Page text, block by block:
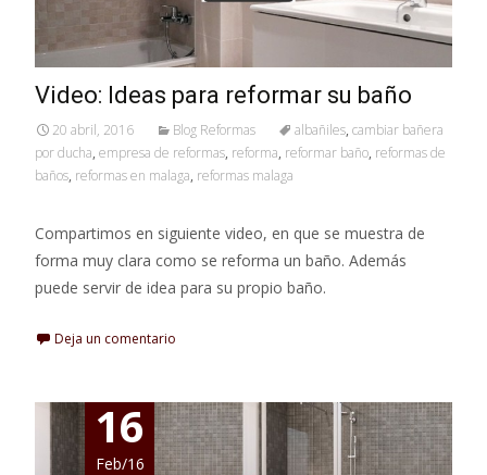
Video: Ideas para reformar su baño
20 abril, 2016 Blog Reformas albañiles, cambiar bañera
por ducha, empresa de reformas, reforma, reformar baño, reformas de
baños, reformas en malaga, reformas malaga
Compartimos en siguiente video, en que se muestra de
forma muy clara como se reforma un baño. Además
puede servir de idea para su propio baño.
Deja un comentario
16
Feb/16